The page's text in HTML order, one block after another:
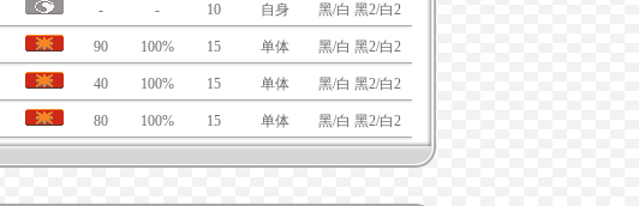
- - 10 自身 黑/白 黑2/白2
90 100% 15 单体 黑/白 黑2/白2
40 100% 15 单体 黑/白 黑2/白2
80 100% 15 单体 黑/白 黑2/白2